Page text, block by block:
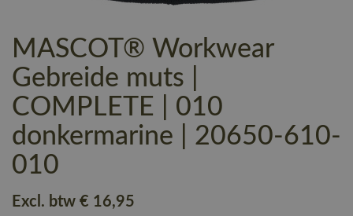
MASCOT® Workwear
Gebreide muts |
COMPLETE | 010
donkermarine | 20650-610-
010
Excl. btw € 16,95